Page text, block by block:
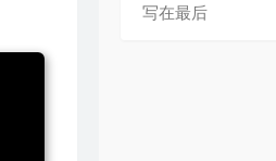
写在最后